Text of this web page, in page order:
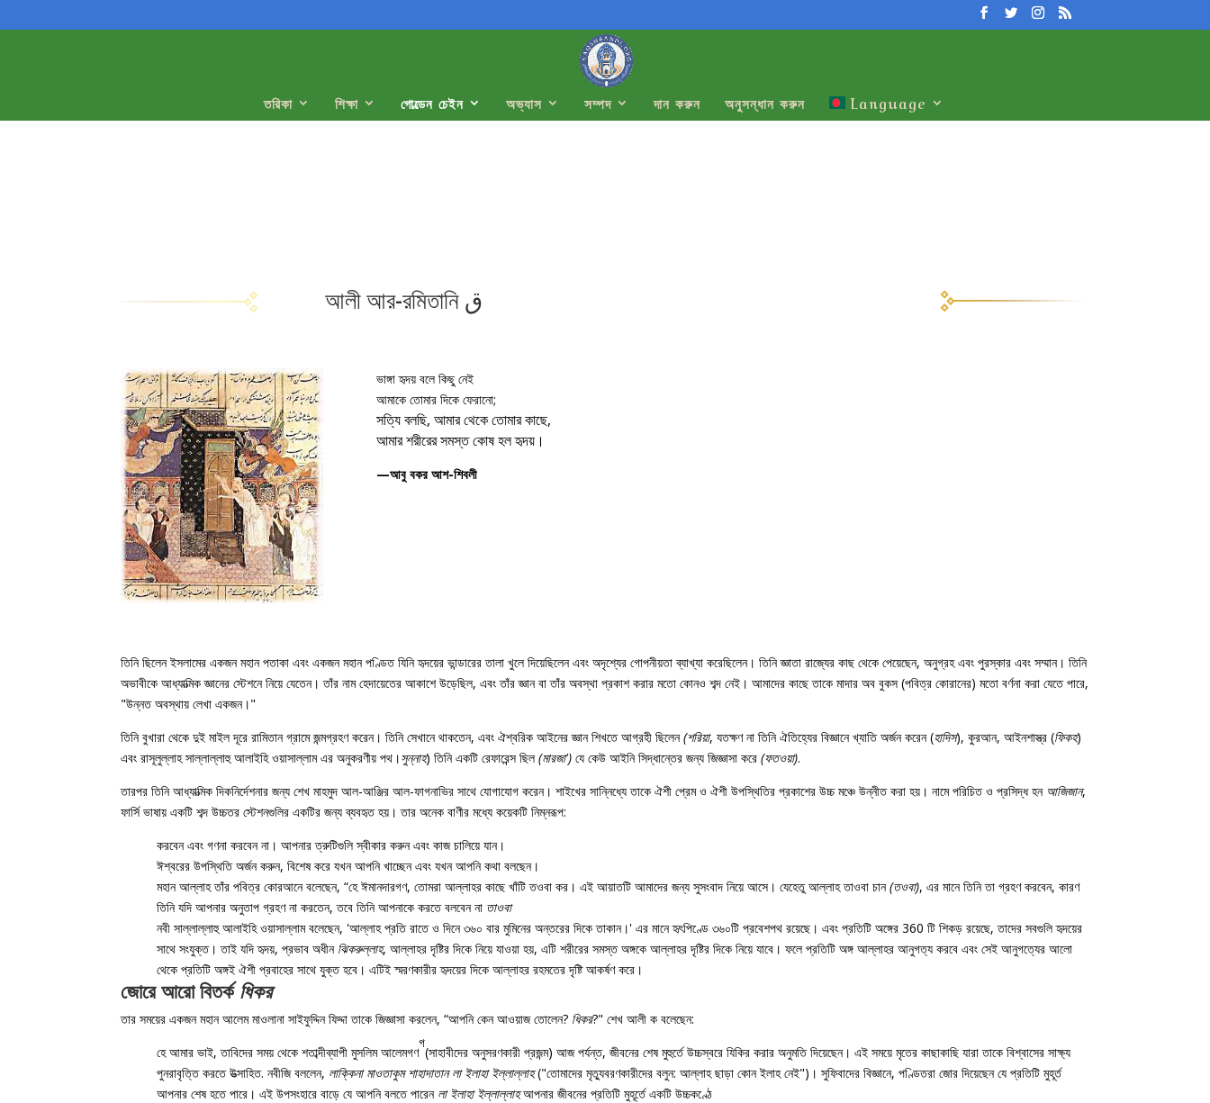
তরিকা শিক্ষা গোল্ডেন চেইন অভ্যাস সম্পদ দান করুন অনুসন্ধান করুন Language
আলী আর-রমিতানি ق
ভাঙ্গা হৃদয় বলে কিছু নেই
আমাকে তোমার দিকে ফেরানো;
সত্যি বলছি, আমার থেকে তোমার কাছে,
আমার শরীরের সমস্ত কোষ হল হৃদয়।
—আবু বকর আশ-শিবলী
তিনি ছিলেন ইসলামের একজন মহান পতাকা এবং একজন মহান পণ্ডিত যিনি হৃদয়ের ভান্ডারের তালা খুলে দিয়েছিলেন এবং অদৃশ্যের গোপনীয়তা ব্যাখ্যা করেছিলেন। তিনি জ্ঞাতা রাজ্যের কাছ থেকে পেয়েছেন, অনুগ্রহ এবং পুরস্কার এবং সম্মান। তিনি
অভাবীকে আধ্যাত্মিক জ্ঞানের স্টেশনে নিয়ে যেতেন। তাঁর নাম হেদায়েতের আকাশে উড়েছিল, এবং তাঁর জ্ঞান বা তাঁর অবস্থা প্রকাশ করার মতো কোনও শব্দ নেই। আমাদের কাছে তাকে মাদার অব বুকস (পবিত্র কোরানের) মতো বর্ণনা করা যেতে পারে,
"উন্নত অবস্থায় লেখা একজন।"
তিনি বুখারা থেকে দুই মাইল দূরে রামিতান গ্রামে জন্মগ্রহণ করেন। তিনি সেখানে থাকতেন, এবং ঐশ্বরিক আইনের জ্ঞান শিখতে আগ্রহী ছিলেন(শরিয়া, যতক্ষণ না তিনি ঐতিহ্যের বিজ্ঞানে খ্যাতি অর্জন করেন (হাদিস), কুরআন, আইনশাস্ত্র (ফিকহ)
এবং রাসূলুল্লাহ সাল্লাল্লাহু আলাইহি ওয়াসাল্লাম এর অনুকরণীয় পথ।সুন্নাহ) তিনি একটি রেফারেন্স ছিল(মারজা') যে কেউ আইনি সিদ্ধান্তের জন্য জিজ্ঞাসা করে(ফতওয়া).
তারপর তিনি আধ্যাত্মিক দিকনির্দেশনার জন্য শেখ মাহমুদ আল-আঞ্জির আল-ফাগনাভির সাথে যোগাযোগ করেন। শাইখের সান্নিধ্যে তাকে ঐশী প্রেম ও ঐশী উপস্থিতির প্রকাশের উচ্চ মঞ্চে উন্নীত করা হয়। নামে পরিচিত ও প্রসিদ্ধ হন আজিজান,
ফার্সি ভাষায় একটি শব্দ উচ্চতর স্টেশনগুলির একটির জন্য ব্যবহৃত হয়। তার অনেক বাণীর মধ্যে কয়েকটি নিম্নরূপ:
করবেন এবং গণনা করবেন না। আপনার ত্রুটিগুলি স্বীকার করুন এবং কাজ চালিয়ে যান।
ঈশ্বরের উপস্থিতি অর্জন করুন, বিশেষ করে যখন আপনি খাচ্ছেন এবং যখন আপনি কথা বলছেন।
মহান আল্লাহ তাঁর পবিত্র কোরআনে বলেছেন, “হে ঈমানদারগণ, তোমরা আল্লাহর কাছে খাঁটি তওবা কর। এই আয়াতটি আমাদের জন্য সুসংবাদ নিয়ে আসে। যেহেতু আল্লাহ তাওবা চান(তওবা), এর মানে তিনি তা গ্রহণ করবেন, কারণ
তিনি যদি আপনার অনুতাপ গ্রহণ না করতেন, তবে তিনি আপনাকে করতে বলবেন না তাওবা
নবী সাল্লাল্লাহু আলাইহি ওয়াসাল্লাম বলেছেন, 'আল্লাহ প্রতি রাতে ও দিনে ৩৬০ বার মুমিনের অন্তরের দিকে তাকান।' এর মানে হৃৎপিণ্ডে ৩৬০টি প্রবেশপথ রয়েছে। এবং প্রতিটি অঙ্গের 360 টি শিকড় রয়েছে, তাদের সবগুলি হৃদয়ের
সাথে সংযুক্ত। তাই যদি হৃদয়, প্রভাব অধীন ঝিকরুল্লাহ, আল্লাহর দৃষ্টির দিকে নিয়ে যাওয়া হয়, এটি শরীরের সমস্ত অঙ্গকে আল্লাহর দৃষ্টির দিকে নিয়ে যাবে। ফলে প্রতিটি অঙ্গ আল্লাহর আনুগত্য করবে এবং সেই আনুগত্যের আলো
থেকে প্রতিটি অঙ্গই ঐশী প্রবাহের সাথে যুক্ত হবে। এটিই স্মরণকারীর হৃদয়ের দিকে আল্লাহর রহমতের দৃষ্টি আকর্ষণ করে।
জোরে আরো বিতর্কধিকর
তার সময়ের একজন মহান আলেম মাওলানা সাইফুদ্দিন ফিদ্দা তাকে জিজ্ঞাসা করলেন, “আপনি কেন আওয়াজ তোলেন? ধিকর?" শেখ আলী ক বলেছেন:
হে আমার ভাই, তাবিদের সময় থেকে শতাব্দীব্যাপী মুসলিম আলেমগণ
গ
(সাহাবীদের অনুসরণকারী প্রজন্ম) আজ পর্যন্ত, জীবনের শেষ মুহুর্তে উচ্চস্বরে যিকির করার অনুমতি দিয়েছেন। এই সময়ে মৃতের কাছাকাছি যারা তাকে বিশ্বাসের সাক্ষ্য
পুনরাবৃত্তি করতে উত্সাহিত. নবীজি বললেন, লাক্কিনা মাওতাকুম শাহাদাতান লা ইলাহা ইল্লাল্লাহ("তোমাদের মৃত্যুবরণকারীদের বলুন: আল্লাহ ছাড়া কোন ইলাহ নেই")। সুফিবাদের বিজ্ঞানে, পণ্ডিতরা জোর দিয়েছেন যে প্রতিটি মুহূর্ত
আপনার শেষ হতে পারে। এই উপসংহারে বাড়ে যে আপনি বলতে পারেন লা ইলাহা ইল্লাল্লাহআপনার জীবনের প্রতিটি মুহূর্তে একটি উচ্চকণ্ঠে